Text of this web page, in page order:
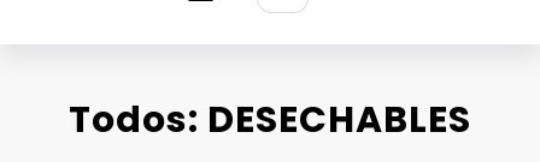
Todos: DESECHABLES